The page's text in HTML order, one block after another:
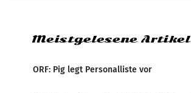
Meistgelesene Artikel
ORF: Pig legt Personalliste vor